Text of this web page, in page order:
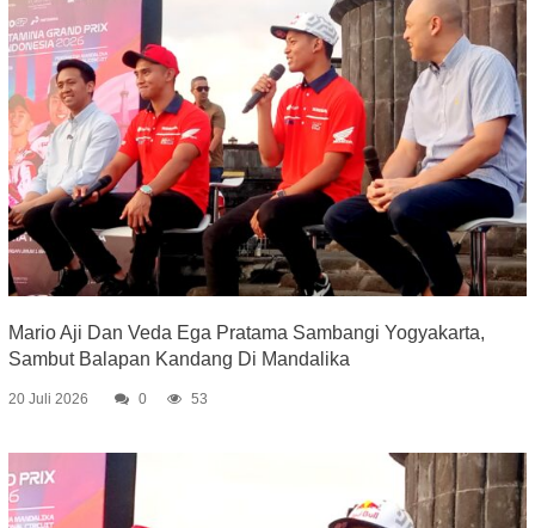
Mario Aji Dan Veda Ega Pratama Sambangi Yogyakarta,
Sambut Balapan Kandang Di Mandalika
20 Juli 2026 0 53